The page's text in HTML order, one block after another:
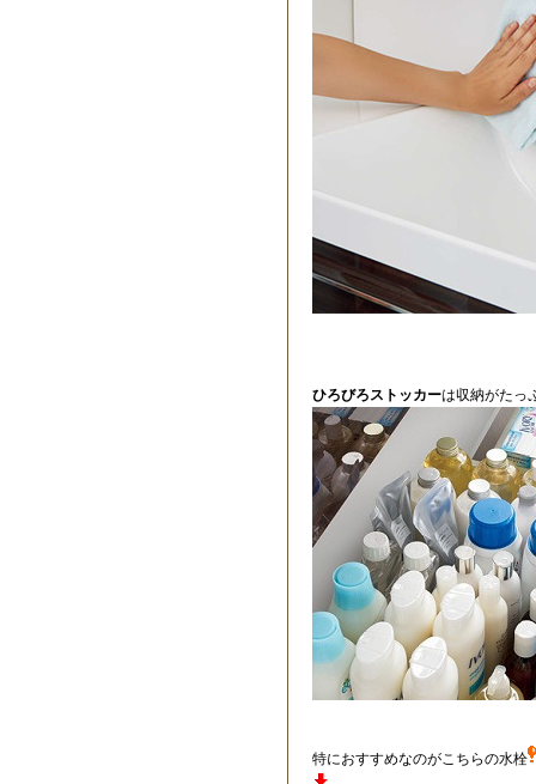
ひろびろストッカーは収納がたっ
特におすすめなのがこちらの水栓